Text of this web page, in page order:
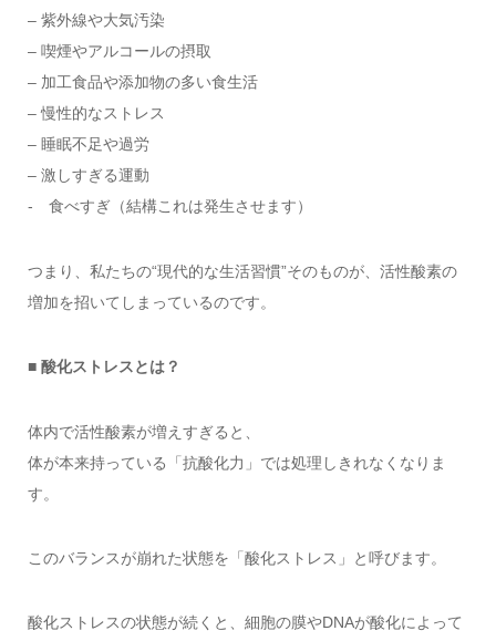
– 紫外線や大気汚染
– 喫煙やアルコールの摂取
– 加工食品や添加物の多い食生活
– 慢性的なストレス
– 睡眠不足や過労
– 激しすぎる運動
- 食べすぎ（結構これは発生させます）
つまり、私たちの“現代的な生活習慣”そのものが、活性酸素の
増加を招いてしまっているのです。
■ 酸化ストレスとは？
体内で活性酸素が増えすぎると、
体が本来持っている「抗酸化力」では処理しきれなくなりま
す。
このバランスが崩れた状態を「酸化ストレス」と呼びます。
酸化ストレスの状態が続くと、細胞の膜やDNAが酸化によって